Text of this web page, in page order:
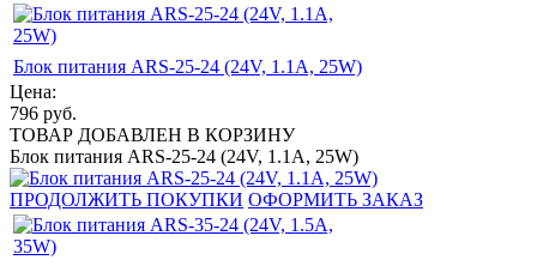
Блок питания ARS-25-24 (24V, 1.1A, 25W)
Цена:
796 руб.
ТОВАР ДОБАВЛЕН В КОРЗИНУ
Блок питания ARS-25-24 (24V, 1.1A, 25W)
ПРОДОЛЖИТЬ ПОКУПКИ ОФОРМИТЬ ЗАКАЗ